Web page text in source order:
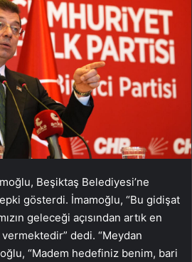
Beşiktaş Belediyesi’ne
gösterdi. İmamoğlu, “Bu gidişat
geleceği açısından artık en
dedi. “Meydan
“Madem hedefiniz benim, bari